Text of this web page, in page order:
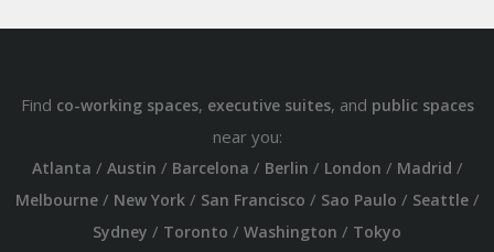
Find co-working spaces, executive suites, and public spaces
near you:
Atlanta / Austin / Barcelona / Berlin / London / Madrid /
Melbourne/ New York/ San Francisco / Sao Paulo / Seattle/
Sydney / Toronto / Washington / Tokyo